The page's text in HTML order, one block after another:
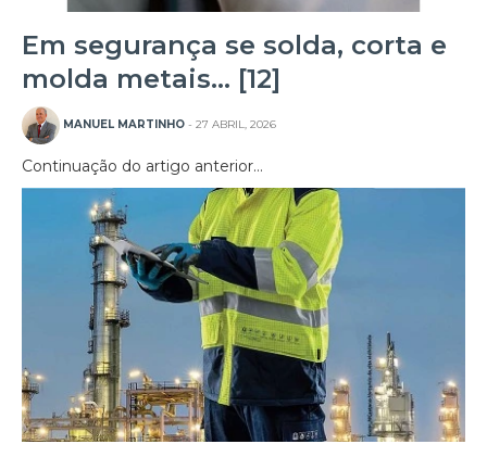
Em segurança se solda, corta e
molda metais… [12]
MANUEL MARTINHO - 27 ABRIL, 2026
Continuação do artigo anterior…